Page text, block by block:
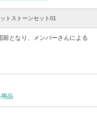
トストーンセット01
となり、メンバーさんによる
用品